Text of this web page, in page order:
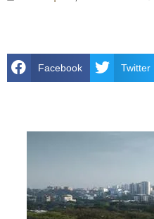
Facebook Twitter